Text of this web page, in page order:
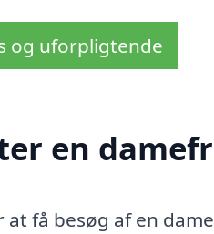
og uforpligtende
en
at få besøg af en